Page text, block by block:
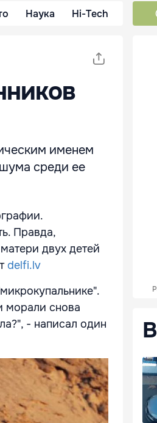
Наука Hi-Tech
именем
среди ее
Правда,
двух детей
delfi.lv
морали снова
- написал один